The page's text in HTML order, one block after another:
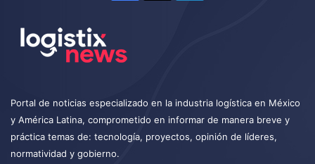
Portal de noticias especializado en la industria logística en México
y América Latina, comprometido en informar de manera breve y
práctica temas de: tecnología, proyectos, opinión de líderes,
normatividad y gobierno.